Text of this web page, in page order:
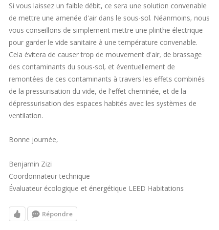
Si vous laissez un faible débit, ce sera une solution convenable
de mettre une amenée d'air dans le sous-sol. Néanmoins, nous
vous conseillons de simplement mettre une plinthe électrique
pour garder le vide sanitaire à une température convenable.
Cela évitera de causer trop de mouvement d'air, de brassage
des contaminants du sous-sol, et éventuellement de
remontées de ces contaminants à travers les effets combinés
de la pressurisation du vide, de l'effet cheminée, et de la
dépressurisation des espaces habités avec les systèmes de
ventilation.
Bonne journée,
Benjamin Zizi
Coordonnateur technique
Évaluateur écologique et énergétique LEED Habitations
Répondre